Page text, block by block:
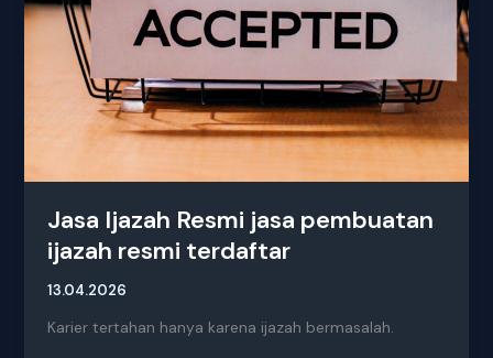
Jasa Ijazah Resmi jasa pembuatan
ijazah resmi terdaftar
13.04.2026
Karier tertahan hanya karena ijazah bermasalah.